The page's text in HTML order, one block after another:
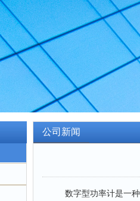
公司新闻
数字型功率计是一种